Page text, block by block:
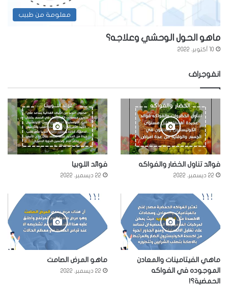
معلومة من طبيب
ماهو الحول الوحشي وعلاجه؟
10 أكتوبر، 2022
انفوجراف
فوائد تناول الخضار والفواكه
22 ديسمبر، 2022
فوائد اللوبيا
22 ديسمبر، 2022
ماهي الفيتامينات والمعادن
الموجوده في الفواكه
الحمضية؟!
ماهو المرض الصامت
22 ديسمبر، 2022